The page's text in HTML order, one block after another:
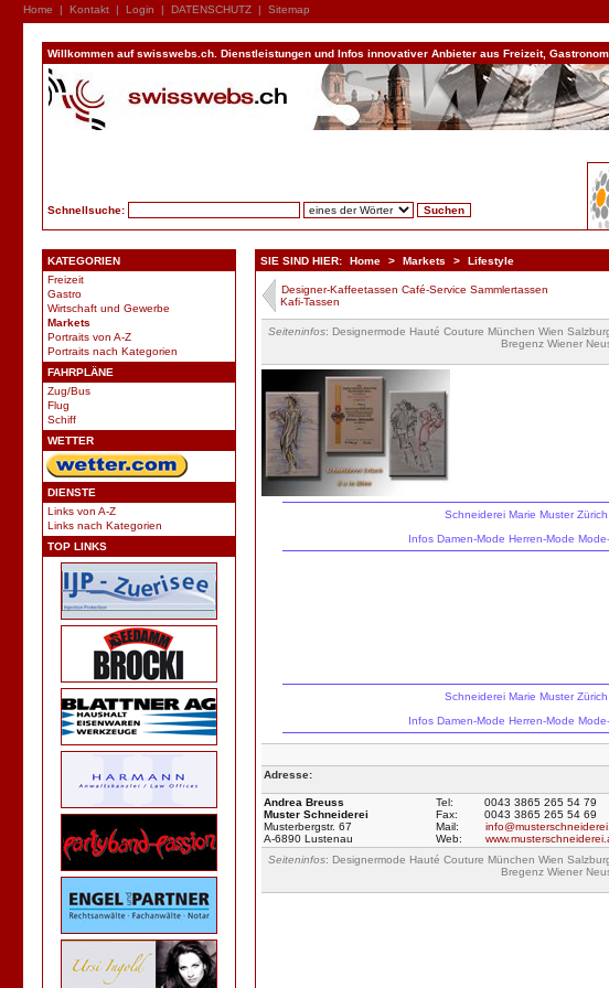
Home | Kontakt | Login | DATENSCHUTZ | Sitemap
Willkommen auf swisswebs.ch. Dienstleistungen und Infos innovativer Anbieter aus Freizeit,
Schnellsuche:
KATEGORIEN
Freizeit
Gastro
Wirtschaft und Gewerbe
Markets
Portraits von A-Z
Portraits nach Kategorien
FAHRPLÄNE
Zug/Bus
Flug
Schiff
WETTER
DIENSTE
Links von A-Z
Links nach Kategorien
TOP LINKS
SIE SIND HIER: Home > Markets > Lifestyle
Designer-Kaffeetassen Café-Service Sammlertassen
Kafi-Tassen
Seiteninfos: Designermode Hauté Couture München Wien
Bregenz Wiener
Schneiderei Marie Muster Zürich
Infos Damen-Mode Herren-Mode Mode-
Schneiderei Marie Muster Zürich
Infos Damen-Mode Herren-Mode Mode-
Adresse:
Andrea Breuss
Muster Schneiderei
Musterbergstr. 67
A-6890 Lustenau
Tel:
Fax:
Mail:
Web:
0043 3865 265 54 79
0043 3865 265 54 69
Seiteninfos: Designermode Hauté Couture München Wien
Bregenz Wiener